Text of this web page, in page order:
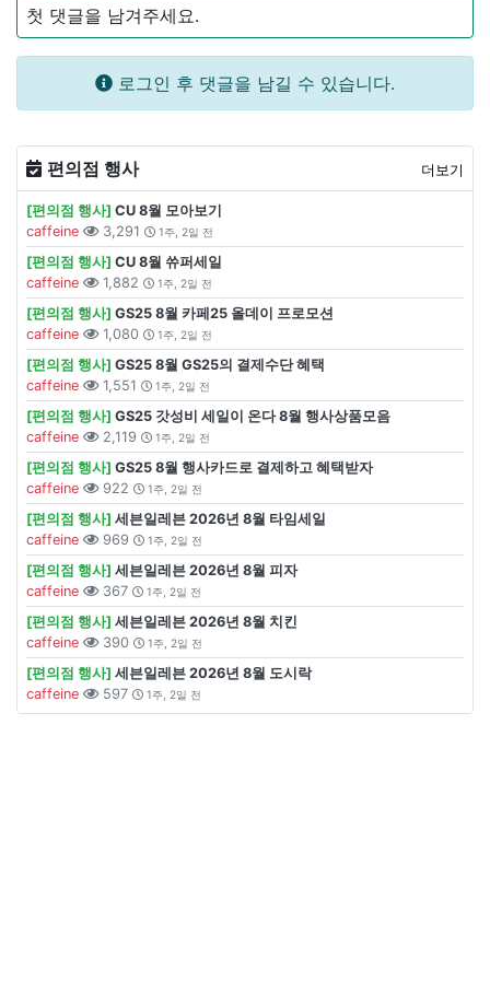
첫 댓글을 남겨주세요.
로그인 후 댓글을 남길 수 있습니다.
편의점 행사 더보기
[편의점 행사] CU 8월 모아보기
caffeine
3,291 1주, 2일 전
[편의점 행사] CU 8월 쓔퍼세일
caffeine
1,882 1주, 2일 전
[편의점 행사] GS25 8월 카페25 올데이 프로모션
caffeine
1,080 1주, 2일 전
[편의점 행사] GS25 8월 GS25의 결제수단 혜택
caffeine
1,551 1주, 2일 전
[편의점 행사] GS25 갓성비 세일이 온다 8월 행사상품모음
caffeine
2,119 1주, 2일 전
[편의점 행사] GS25 8월 행사카드로 결제하고 혜택받자
caffeine
922 1주, 2일 전
[편의점 행사] 세븐일레븐 2026년 8월 타임세일
caffeine
969 1주, 2일 전
[편의점 행사] 세븐일레븐 2026년 8월 피자
caffeine
367 1주, 2일 전
[편의점 행사] 세븐일레븐 2026년 8월 치킨
caffeine
390 1주, 2일 전
[편의점 행사] 세븐일레븐 2026년 8월 도시락
caffeine
597 1주, 2일 전